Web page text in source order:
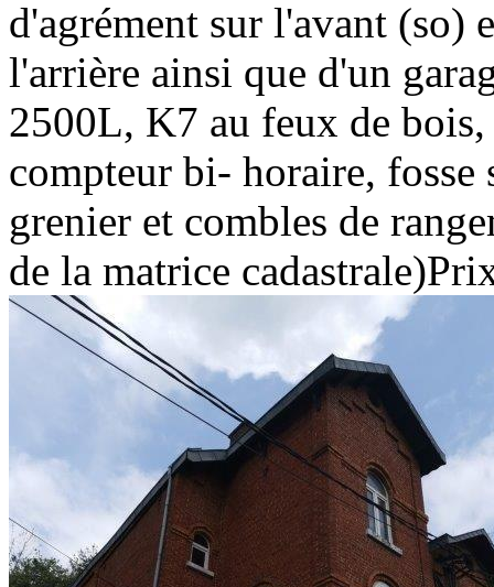
d'agrément sur l'avant (so)
l'arrière ainsi que d'un
2500L, K7 au feux de
compteur bi- horaire,
grenier et combles de
de la matrice